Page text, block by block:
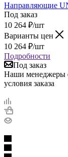
Направляющие
Под заказ
10 264 ₽/шт
Варианты цен
10 264 ₽/шт
Подробности
Под заказ
Наши менеджеры
условия заказа